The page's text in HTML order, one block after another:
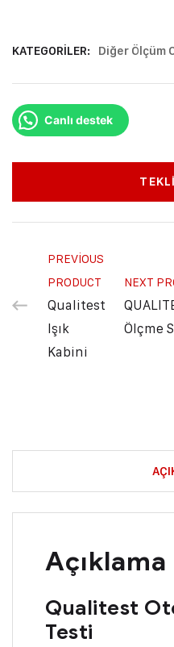
KATEGORILER: Diğer Ölçüm
Canlı destek
PREVIOUS
PRODUCT
Qualitest
Işık
Kabini
NEXT
Ölçme
Açıklama
Qualitest
Testi